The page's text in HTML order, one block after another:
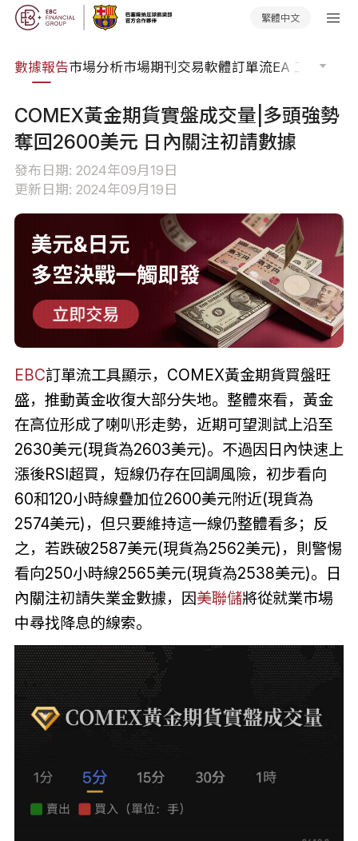
繁體中文
數據報告市場分析市場期刊交易軟體訂單流EA 工具庫
COMEX黃金期貨實盤成交量|多頭強勢
奪回2600美元 日內關注初請數據
發布日期: 2024年09月19日
更新日期: 2024年09月19日
EBC訂單流工具顯示，COMEX黃金期貨買盤旺
盛，推動黃金收復大部分失地。整體來看，黃金
在高位形成了喇叭形走勢，近期可望測試上沿至
2630美元(現貨為2603美元)。不過因日內快速上
漲後RSI超買，短線仍存在回調風險，初步看向
60和120小時線疊加位2600美元附近(現貨為
2574美元)，但只要維持這一線仍整體看多；反
之，若跌破2587美元(現貨為2562美元)，則警惕
看向250小時線2565美元(現貨為2538美元)。日
內關注初請失業金數據，因美聯儲將從就業市場
中尋找降息的線索。